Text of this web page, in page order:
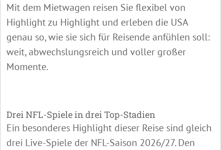
Mit dem Mietwagen reisen Sie flexibel von
Highlight zu Highlight und erleben die USA
genau so, wie sie sich für Reisende anfühlen soll:
weit, abwechslungsreich und voller großer
Momente.
Drei NFL-Spiele in drei Top-Stadien
Ein besonderes Highlight dieser Reise sind gleich
drei Live-Spiele der NFL-Saison 2026/27. Den